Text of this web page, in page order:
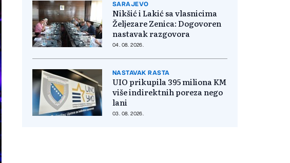
SARAJEVO
Nikšić i Lakić sa vlasnicima
Željezare Zenica: Dogovoren
nastavak razgovora
04. 08. 2026.
NASTAVAK RASTA
UIO prikupila 395 miliona KM
više indirektnih poreza nego
lani
03. 08. 2026.